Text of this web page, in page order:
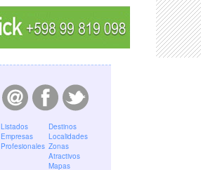
Listados
Empresas
Profesionales
Destinos
Localidades
Zonas
Atractivos
Mapas